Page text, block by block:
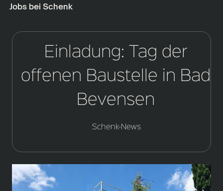
Jobs bei Schenk
Einladung: Tag der
offenen Baustelle in Bad
Bevensen
Schenk-News